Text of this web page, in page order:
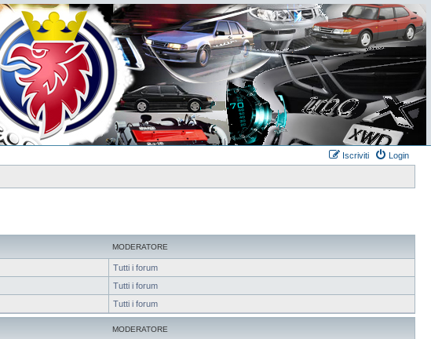
Login
Iscriviti
MODERATORE
Tutti i forum
Tutti i forum
Tutti i forum
MODERATORE